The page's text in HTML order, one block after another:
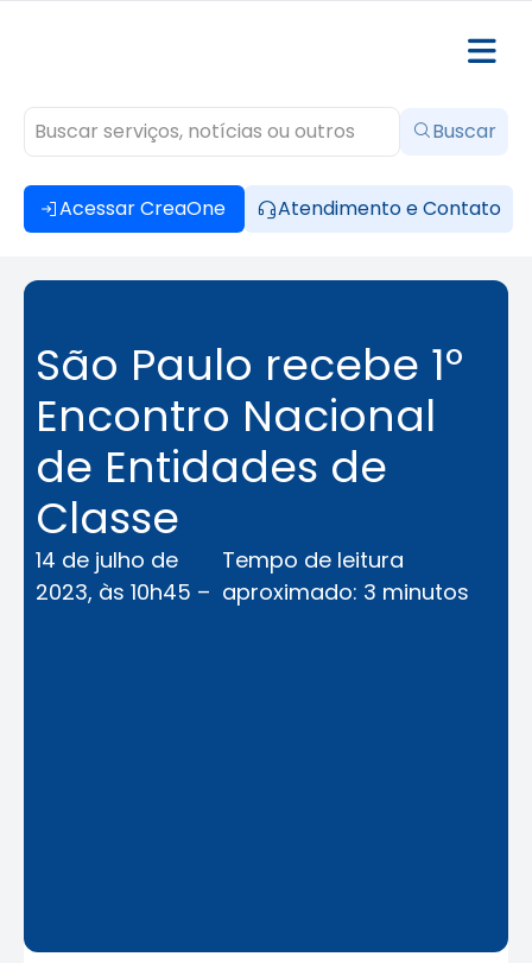
Acessar CreaOne Atendimento e Contato
Buscar
São Paulo recebe 1º
Encontro Nacional
de Entidades de
Classe
14 de julho de
2023, às 10h45 –
Tempo de leitura
aproximado: 3 minutos